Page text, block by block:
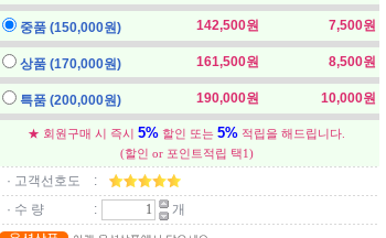
중품 (150,000원) 142,500원 7,500원
상품 (170,000원) 161,500원 8,500원
특품 (200,000원) 190,000원 10,000원
★ 회원구매 시 즉시 5% 할인 또는 5% 적립을 해드립니다.
(할인 or 포인트적립 택1)
· 고객선호도
:
· 수 량
: 개